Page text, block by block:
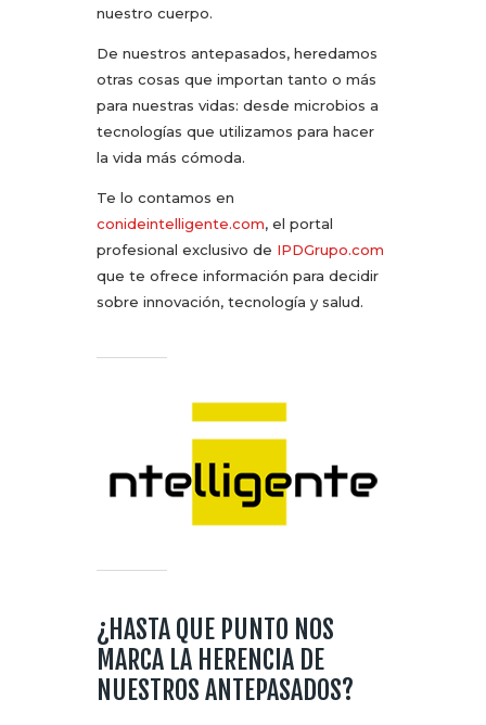
nuestro cuerpo.
De nuestros antepasados, heredamos
otras cosas que importan tanto o más
para nuestras vidas: desde microbios a
tecnologías que utilizamos para hacer
la vida más cómoda.
Te lo contamos en
conideintelligente.com, el portal
profesional exclusivo de IPDGrupo.com
que te ofrece información para decidir
sobre innovación, tecnología y salud.
¿HASTA QUE PUNTO NOS
MARCA LA HERENCIA DE
NUESTROS ANTEPASADOS?